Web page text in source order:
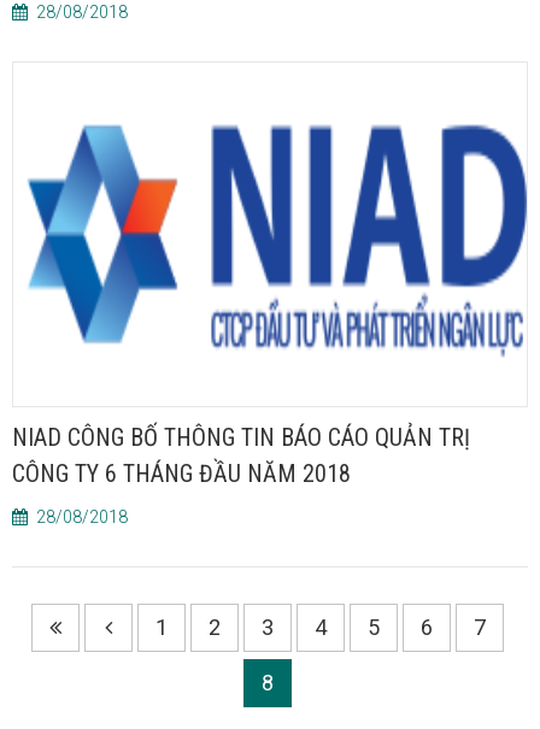
28/08/2018
NIAD CÔNG BỐ THÔNG TIN BÁO CÁO QUẢN TRỊ
CÔNG TY 6 THÁNG ĐẦU NĂM 2018
28/08/2018
1 2 3 4 5 6 7
8